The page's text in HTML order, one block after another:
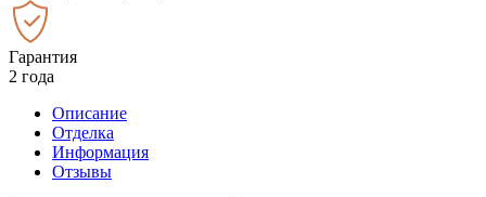
Гарантия
2 года
Описание
Отделка
Информация
Отзывы